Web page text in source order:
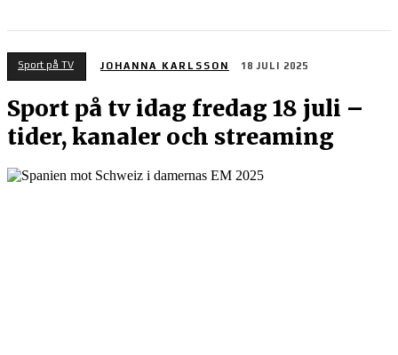
Sport på TV JOHANNA KARLSSON 18 JULI 2025
Sport på tv idag fredag 18 juli –
tider, kanaler och streaming